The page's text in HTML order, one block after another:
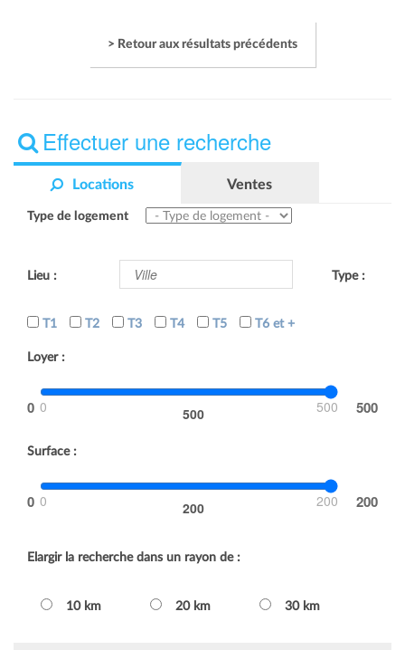
> Retour aux résultats précédents
Effectuer une recherche
Locations Ventes
Type de logement
Lieu : Type :
T1 T2 T3 T4 T5 T6 et +
Loyer :
0 500 500
Surface :
0 200 200
Elargir la recherche dans un rayon de :
10 km 20 km 30 km